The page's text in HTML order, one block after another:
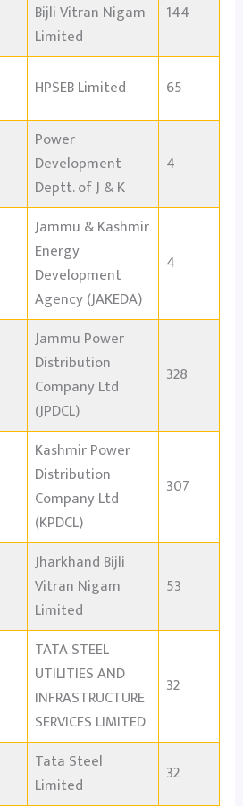
Bijli Vitran Nigam
Limited
144
HPSEB Limited 65
Power
Development
Deptt. of J & K
4
Jammu & Kashmir
Energy
Development
Agency (JAKEDA)
4
Jammu Power
Distribution
Company Ltd
(JPDCL)
328
Kashmir Power
Distribution
Company Ltd
(KPDCL)
307
Jharkhand Bijli
Vitran Nigam
Limited
53
TATA STEEL
UTILITIES AND
INFRASTRUCTURE
SERVICES LIMITED
32
Tata Steel
Limited
32